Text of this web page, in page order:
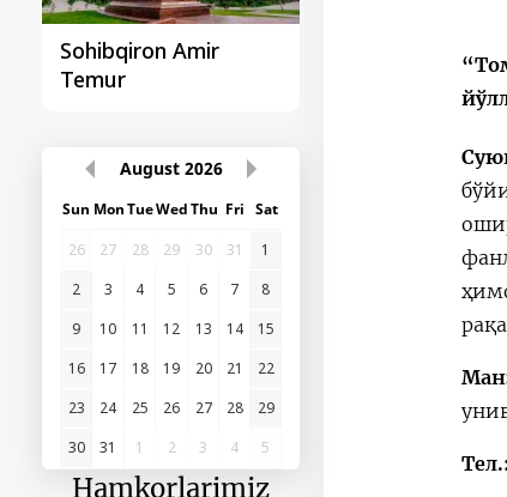
Sohibqiron Amir
Temur
O‘zbekiston va
Paragvay
August 2026
Sun MonTueWedThu Fri Sat
26
27 28 29 30 31
1
2
3 4 5 6 7
8
9
10 11 12 13 14
15
16
17 18 19 20 21
22
23
24 25 26 27 28
29
30
31 1 2 3 4 5
Hamkorlarimiz
Тел.: